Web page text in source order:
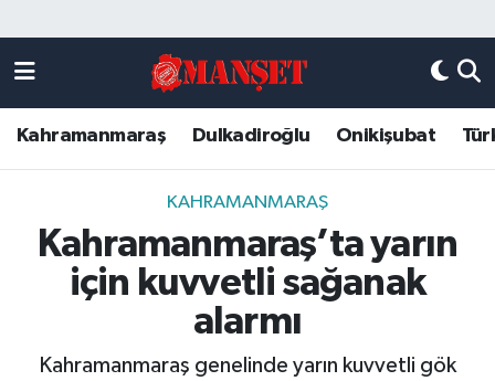
Kahramanmaraş Dulkadiroğlu Onikişubat
KAHRAMANMARAŞ
Kahramanmaraş’ta yarın
için kuvvetli sağanak
alarmı
Kahramanmaraş genelinde yarın kuvvetli gök
DULKADİROĞLU
KAHRAMANMARAŞ
ONİKİŞUBAT
Künye
Kahramanmaraş Nöbetçi Eczaneler
Kahramanmaraş Hava Durumu
Kahramanmaraş Trafik Yoğunluk Haritası
Süper Lig Puan Durumu ve Fikstür
Son Dakika Haberleri